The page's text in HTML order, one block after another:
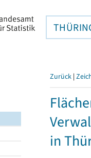
Zurück |
in